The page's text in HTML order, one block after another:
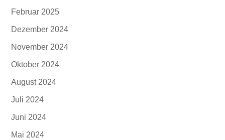
Februar 2025
Dezember 2024
November 2024
Oktober 2024
August 2024
Juli 2024
Juni 2024
Mai 2024